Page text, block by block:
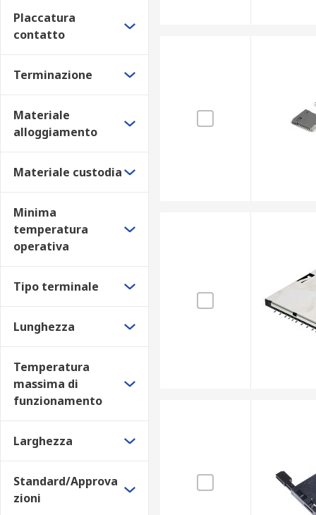
Placcatura
contatto
Terminazione
Materiale
alloggiamento
Materiale custodia
Minima
temperatura
operativa
Tipo terminale
Lunghezza
Temperatura
massima di
funzionamento
Larghezza
Standard/Approva
zioni